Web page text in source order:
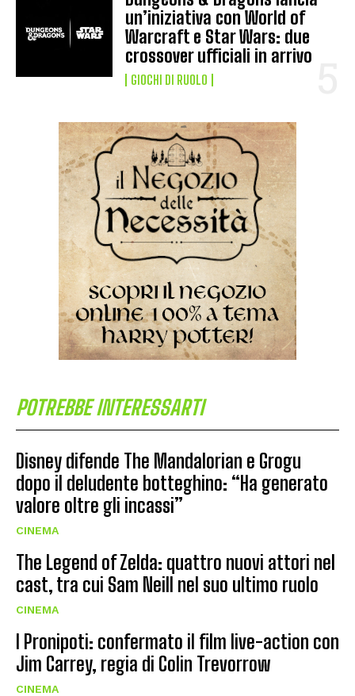
un’iniziativa con World of
Warcraft e Star Wars: due
crossover ufficiali in arrivo
GIOCHI DI RUOLO
POTREBBE INTERESSARTI
Disney difende The Mandalorian e Grogu
dopo il deludente botteghino: “Ha generato
valore oltre gli incassi”
CINEMA
The Legend of Zelda: quattro nuovi attori nel
cast, tra cui Sam Neill nel suo ultimo ruolo
CINEMA
I Pronipoti: confermato il film live-action con
Jim Carrey, regia di Colin Trevorrow
CINEMA